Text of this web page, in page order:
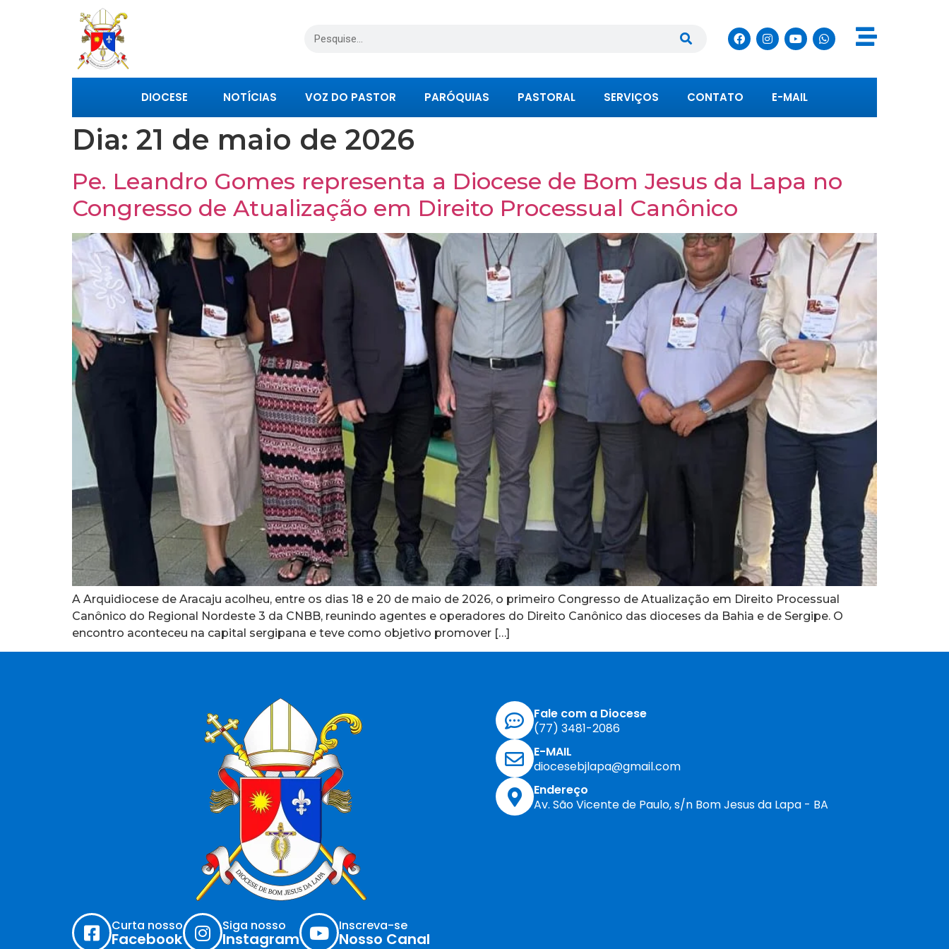
DIOCESE NOTÍCIAS VOZ DO PASTOR PARÓQUIAS PASTORAL SERVIÇOS CONTATO E-MAIL
Dia: 21 de maio de 2026
Pe. Leandro Gomes representa a Diocese de Bom Jesus da Lapa no
Congresso de Atualização em Direito Processual Canônico
A Arquidiocese de Aracaju acolheu, entre os dias 18 e 20 de maio de 2026, o primeiro Congresso de Atualização em Direito Processual
Canônico do Regional Nordeste 3 da CNBB, reunindo agentes e operadores do Direito Canônico das dioceses da Bahia e de Sergipe. O
encontro aconteceu na capital sergipana e teve como objetivo promover […]
Fale com a Diocese
(77) 3481-2086
E-MAIL
diocesebjlapa@gmail.com
Endereço
Av. São Vicente de Paulo, s/n Bom Jesus da Lapa - BA
Curta nosso
Facebook
Siga nosso
Instagram
Inscreva-se
Nosso Canal